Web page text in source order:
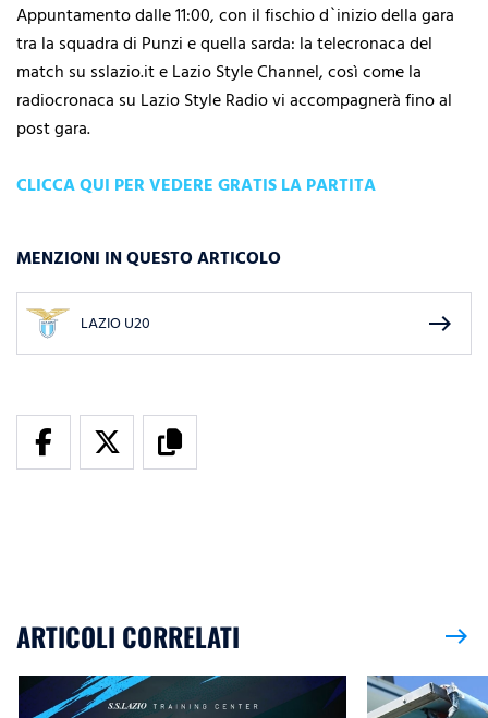
Appuntamento dalle 11:00, con il fischio d`inizio della gara
tra la squadra di Punzi e quella sarda: la telecronaca del
match su sslazio.it e Lazio Style Channel, così come la
radiocronaca su Lazio Style Radio vi accompagnerà fino al
post gara.
CLICCA QUI PER VEDERE GRATIS LA PARTITA
MENZIONI IN QUESTO ARTICOLO
LAZIO U20 east
ARTICOLI CORRELATI east